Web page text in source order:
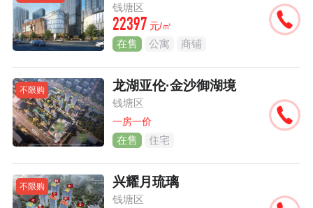
钱塘区
22397 元/㎡
在售 公寓 商铺
不限购 龙湖亚伦·金沙御湖境
钱塘区
一房一价
在售 住宅
不限购 兴耀月琉璃
钱塘区